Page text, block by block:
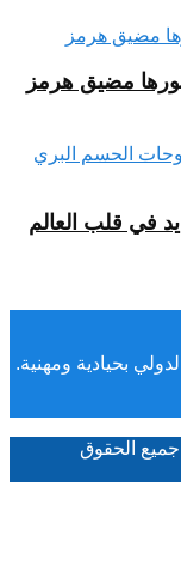
مضيق هرمز
في قلب العالم
بحيادية ومهنية.
جميع الحقوق